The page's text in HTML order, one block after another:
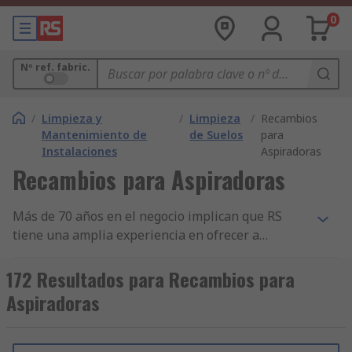
0
Nº ref. fabric.
/ Limpieza y
Mantenimiento de
Instalaciones
/ Limpieza
de Suelos
/ Recambios
para
Aspiradoras
Recambios para Aspiradoras
Más de 70 años en el negocio implican que RS
tiene una amplia experiencia en ofrecer a
Filtros para Aspiradoras. Ahora apoyamos a
ingenieros de todo el mundo, distribuyendo
componentes de Filtros para Aspiradoras y otros
Alfombras y Accesorios a clientes en más de 160
172 Resultados para Recambios para
Aspiradoras